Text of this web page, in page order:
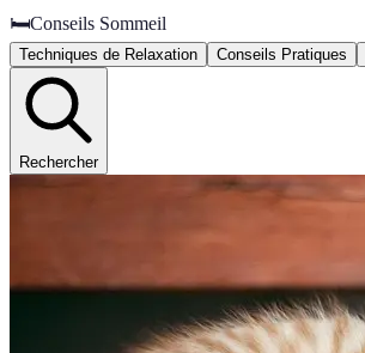
🛏️Conseils Sommeil
Techniques de Relaxation Conseils Pratiques
Rechercher